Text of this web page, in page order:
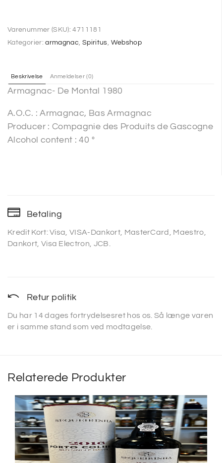
Varenummer (SKU):4711181
Kategorier:armagnac, Spiritus, Webshop
Beskrivelse Anmeldelser (0)
Armagnac- De Montal 1980
A.O.C. : Armagnac, Bas Armagnac
Producer : Compagnie des Produits de Gascogne
Alcohol content : 40 °
Betaling
Kredit Kort: Visa, VISA-Dankort, MasterCard, Maestro,
Dankort, Visa Electron, JCB.
Retur politik
Du har 14 dages fortrydelsesret hos os. Så længe varen
er i samme stand som ved modtagelse.
Relaterede Produkter